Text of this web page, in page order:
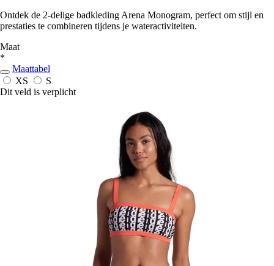
Ontdek de 2-delige badkleding Arena Monogram, perfect om stijl en
prestaties te combineren tijdens je wateractiviteiten.
Maat
*
Maattabel
XS
S
Dit veld is verplicht